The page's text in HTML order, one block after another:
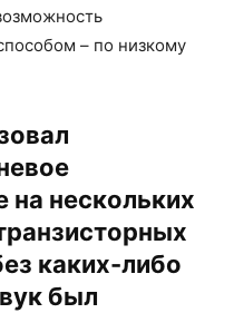
– по низкому
на нескольких
каких-либо
был